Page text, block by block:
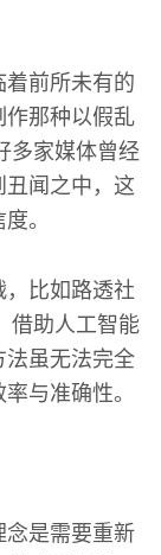
前所未有的
作那种以假乱
多家媒体曾经
丑闻之中，这
。
比如路透社
借助人工智能
法虽无法完全
与准确性。
念是需要重新